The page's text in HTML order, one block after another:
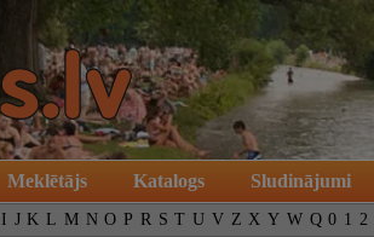
Meklētājs Katalogs Sludinājumi
I J K L M N O P R S T U V Z X Y W Q 0 1 2